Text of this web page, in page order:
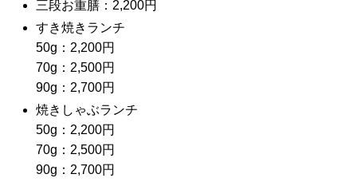
三段お重膳：2,200円
すき焼きランチ
50g：2,200円
70g：2,500円
90g：2,700円
焼きしゃぶランチ
50g：2,200円
70g：2,500円
90g：2,700円